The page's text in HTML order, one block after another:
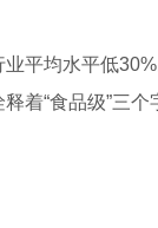
平均水平低30%
“食品级”三个